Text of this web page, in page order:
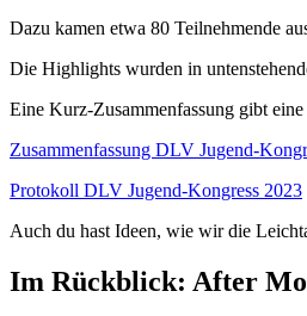
Dazu kamen etwa 80 Teilnehmende
Die Highlights wurden in
Eine Kurz-Zusammenfassung gibt
Zusammenfassung DLV Jugend-
Protokoll DLV Jugend-Kongress 2023
Auch du hast Ideen, wie wir die
Im Rückblick: After